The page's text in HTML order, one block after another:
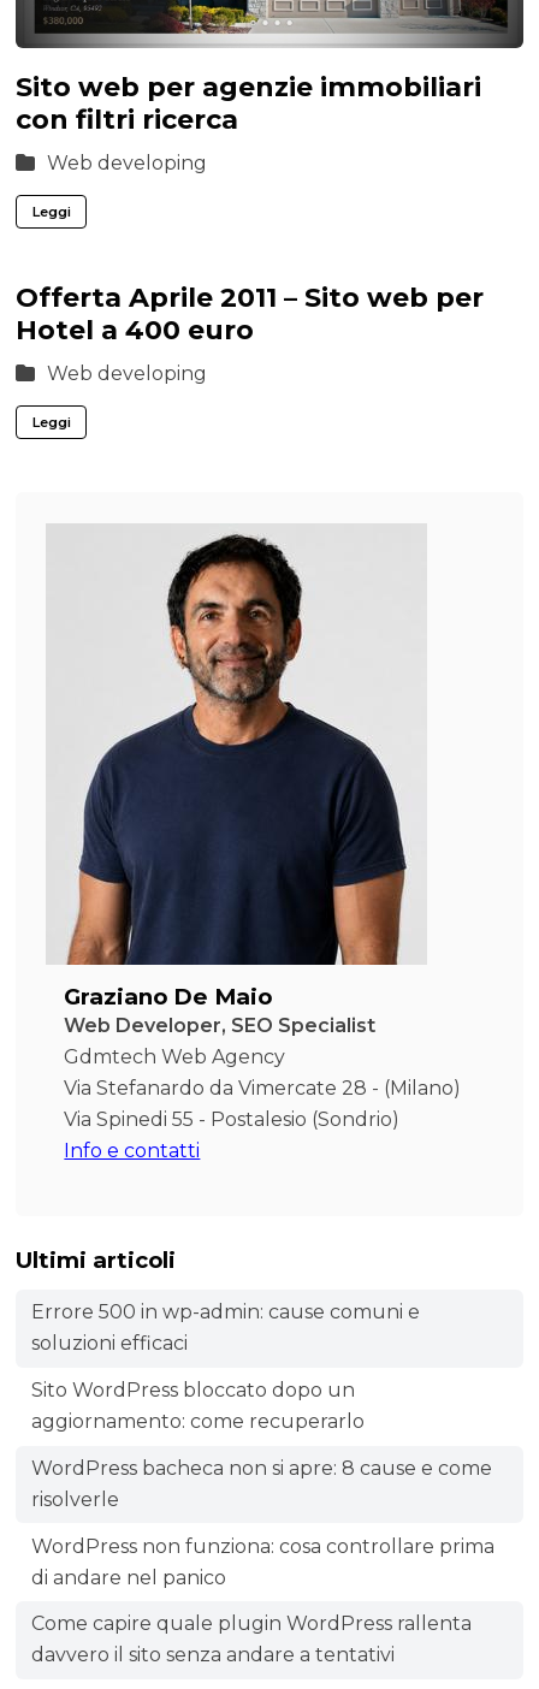
Sito web per agenzie immobiliari
con filtri ricerca
Web developing
Leggi
Offerta Aprile 2011 – Sito web per
Hotel a 400 euro
Web developing
Leggi
Graziano De Maio
Web Developer, SEO Specialist
Gdmtech Web Agency
Via Stefanardo da Vimercate 28 - (Milano)
Via Spinedi 55 - Postalesio (Sondrio)
Info e contatti
Ultimi articoli
Errore 500 in wp-admin: cause comuni e
soluzioni efficaci
Sito WordPress bloccato dopo un
aggiornamento: come recuperarlo
WordPress bacheca non si apre: 8 cause e come
risolverle
WordPress non funziona: cosa controllare prima
di andare nel panico
Come capire quale plugin WordPress rallenta
davvero il sito senza andare a tentativi